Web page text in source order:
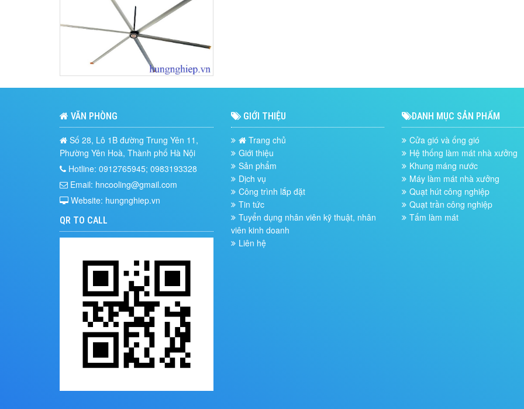
VĂN PHÒNG
Số 28, Lô 1B đường Trung Yên 11,
Phường Yên Hoà, Thành phố Hà Nội
Hotline: 0912765945; 0983193328
Email: hncooling@gmail.com
Website: hungnghiep.vn
QR TO CALL
GIỚI THIỆU
Trang chủ
Giới thiệu
Sản phẩm
Dịch vụ
Công trình lắp đặt
Tin tức
Tuyển dụng nhân viên kỹ thuật, nhân
viên kinh doanh
Liên hệ
DANH MỤC SẢN PHẨM
Cửa gió và ống gió
Hệ thống làm mát nhà xưởng
Khung máng nước
Máy làm mát nhà xưởng
Quạt hút công nghiệp
Quạt trần công nghiệp
Tấm làm mát